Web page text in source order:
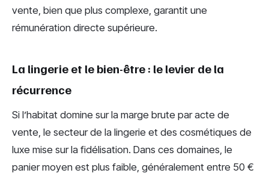
vente, bien que plus complexe, garantit une
rémunération directe supérieure.
La lingerie et le bien-être : le levier de la
récurrence
Si l’habitat domine sur la marge brute par acte de
vente, le secteur de la lingerie et des cosmétiques de
luxe mise sur la fidélisation. Dans ces domaines, le
panier moyen est plus faible, généralement entre 50 €